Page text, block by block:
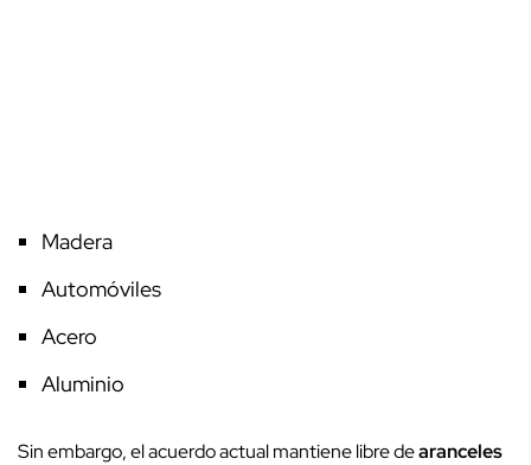
Madera
Automóviles
Acero
Aluminio
Sin embargo, el acuerdo actual mantiene libre dearanceles